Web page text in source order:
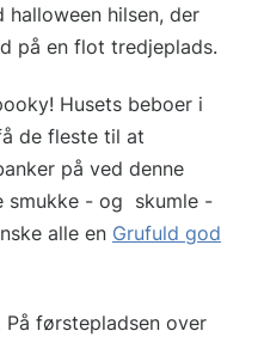
hilsen, der
på en flot tredjeplads.
Husets beboer i
de fleste til at
på ved denne
smukke - og skumle -
alle en Grufuld god
førstepladsen over